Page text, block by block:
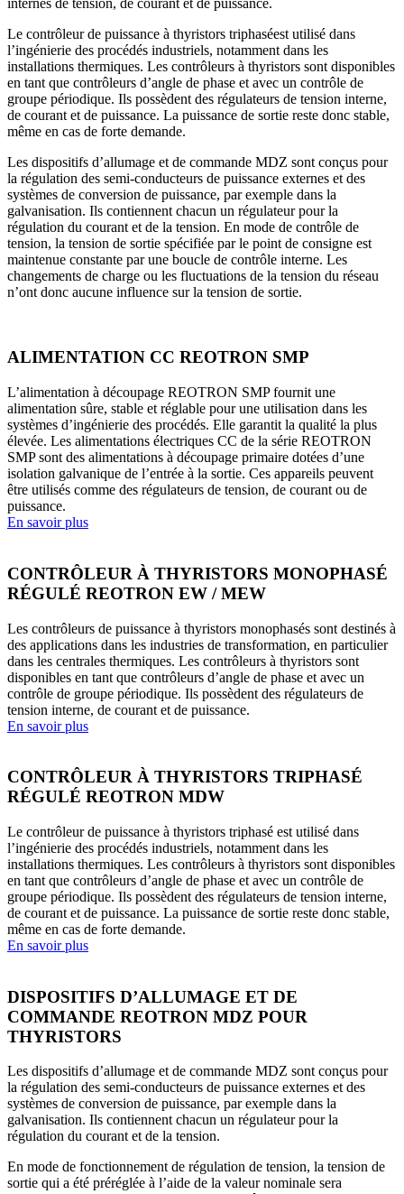
Le contrôleur de puissance à thyristors triphaséest utilisé dans
l’ingénierie des procédés industriels, notamment dans les
installations thermiques. Les contrôleurs à thyristors sont disponibles
en tant que contrôleurs d’angle de phase et avec un contrôle de
groupe périodique. Ils possèdent des régulateurs de tension interne,
de courant et de puissance. La puissance de sortie reste donc stable,
même en cas de forte demande.
Les dispositifs d’allumage et de commande MDZ sont conçus pour
la régulation des semi-conducteurs de puissance externes et des
systèmes de conversion de puissance, par exemple dans la
galvanisation. Ils contiennent chacun un régulateur pour la
régulation du courant et de la tension. En mode de contrôle de
tension, la tension de sortie spécifiée par le point de consigne est
maintenue constante par une boucle de contrôle interne. Les
changements de charge ou les fluctuations de la tension du réseau
n’ont donc aucune influence sur la tension de sortie.
ALIMENTATION CC REOTRON SMP
L’alimentation à découpage REOTRON SMP fournit une
alimentation sûre, stable et réglable pour une utilisation dans les
systèmes d’ingénierie des procédés. Elle garantit la qualité la plus
élevée. Les alimentations électriques CC de la série REOTRON
SMP sont des alimentations à découpage primaire dotées d’une
isolation galvanique de l’entrée à la sortie. Ces appareils peuvent
être utilisés comme des régulateurs de tension, de courant ou de
puissance.
En savoir plus
CONTRÔLEUR À THYRISTORS MONOPHASÉ
RÉGULÉ REOTRON EW / MEW
Les contrôleurs de puissance à thyristors monophasés sont destinés à
des applications dans les industries de transformation, en particulier
dans les centrales thermiques. Les contrôleurs à thyristors sont
disponibles en tant que contrôleurs d’angle de phase et avec un
contrôle de groupe périodique. Ils possèdent des régulateurs de
tension interne, de courant et de puissance.
En savoir plus
CONTRÔLEUR À THYRISTORS TRIPHASÉ
RÉGULÉ REOTRON MDW
Le contrôleur de puissance à thyristors triphasé est utilisé dans
l’ingénierie des procédés industriels, notamment dans les
installations thermiques. Les contrôleurs à thyristors sont disponibles
en tant que contrôleurs d’angle de phase et avec un contrôle de
groupe périodique. Ils possèdent des régulateurs de tension interne,
de courant et de puissance. La puissance de sortie reste donc stable,
même en cas de forte demande.
En savoir plus
DISPOSITIFS D’ALLUMAGE ET DE
COMMANDE REOTRON MDZ POUR
THYRISTORS
Les dispositifs d’allumage et de commande MDZ sont conçus pour
la régulation des semi-conducteurs de puissance externes et des
systèmes de conversion de puissance, par exemple dans la
galvanisation. Ils contiennent chacun un régulateur pour la
régulation du courant et de la tension.
En mode de fonctionnement de régulation de tension, la tension de
sortie qui a été préréglée à l’aide de la valeur nominale sera